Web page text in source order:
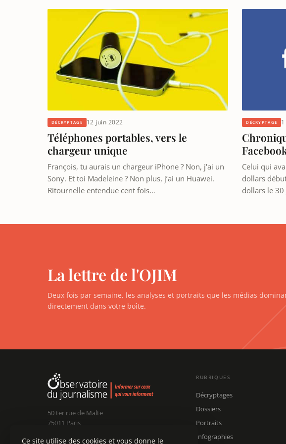
DÉCRYPTAGE 12 juin 2022
Téléphones portables, vers le
chargeur unique
François, tu aurais un chargeur iPhone ? Non, j'ai un
Sony. Et toi Madeleine ? Non plus, j’ai un Huawei.
Ritournelle entendue cent fois…
DÉCRYPTAGE
Celui qui
dollars
dollars le
La lettre de l'OJIM
Deux fois par semaine, les analyses et portraits que les médias
directement dans votre boîte.
50 ter rue de Malte
75011 Paris
RUBRIQUES
Décryptages
Dossiers
Portraits
Infographies
Ce site utilise des cookies et vous donne le